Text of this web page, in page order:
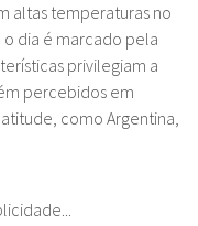
altas temperaturas no
o dia é marcado pela
privilegiam a
percebidos em
como Argentina,